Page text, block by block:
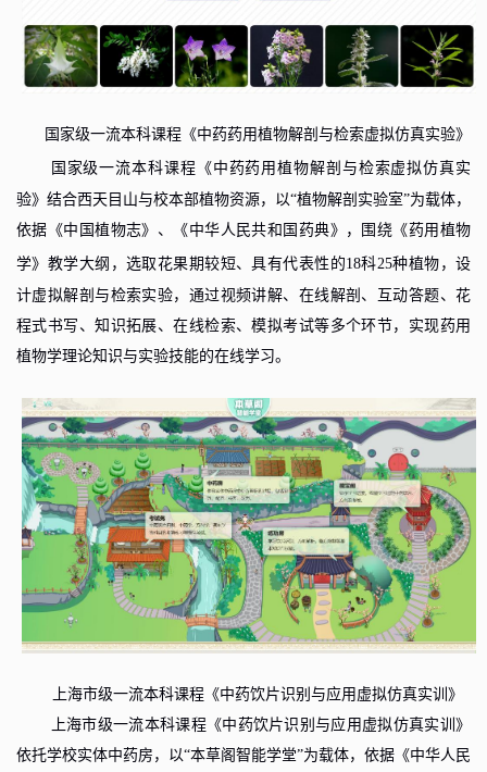
国家级一流本科课程《中药药用植物解剖与检索虚拟仿真实验》
国家级一流本科课程 《中药药用植物解剖与检索虚拟仿真实
验》结合西天目山与校本部植物资源，以“植物解剖实验室”为载体，
依据《中国植物志》、《中华人民共和国药典》，围绕《药用植物
学》教学大纲，选取花果期较短、具有代表性的18科25种植物，设
计虚拟解剖与检索实验，通过视频讲解、在线解剖、互动答题、花
程式书写、知识拓展、在线检索、模拟考试等多个环节，实现药用
植物学理论知识与实验技能的在线学习。
上海市级一流本科课程《中药饮片识别与应用虚拟仿真实训》
上海市级一流本科课程《中药饮片识别与应用虚拟仿真实训》
依托学校实体中药房，以“本草阁智能学堂”为载体，依据《中华人民